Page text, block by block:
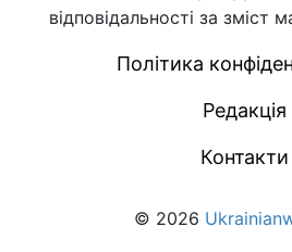
відповідальності за зміст
Політика
Редакція
Контакти
© 2026